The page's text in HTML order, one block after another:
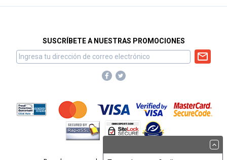
SUSCRÍBETE A NUESTRAS PROMOCIONES